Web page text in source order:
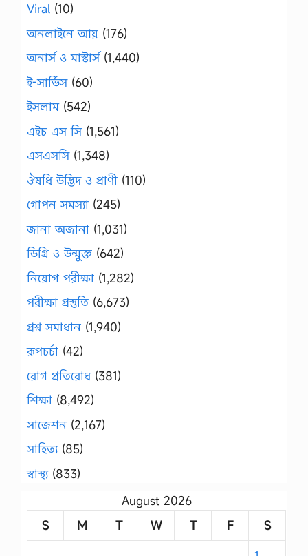
Viral (10)
অনলাইনে আয় (176)
অনার্স ও মাস্টার্স(1,440)
ই-সার্ভিস(60)
ইসলাম(542)
এইচ এস সি(1,561)
এসএসসি(1,348)
ঔষধি উদ্ভিদ ও প্রাণী (110)
গোপন সমস্যা (245)
জানা অজানা (1,031)
ডিগ্রি ও উন্মুক্ত (642)
নিয়োগ পরীক্ষা (1,282)
পরীক্ষা প্রস্তুতি (6,673)
প্রশ্ন সমাধান (1,940)
রূপচর্চা (42)
রোগ প্রতিরোধ(381)
শিক্ষা (8,492)
সাজেশন (2,167)
সাহিত্য(85)
স্বাস্থ্য(833)
August 2026
S
M T W T F
S